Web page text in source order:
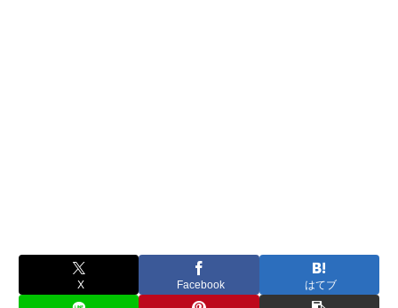
X Facebook はてブ